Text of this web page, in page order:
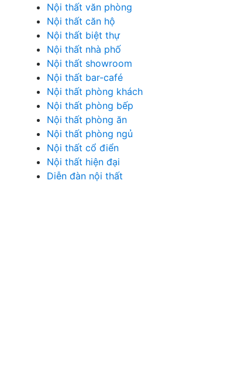
Nội thất văn phòng
Nội thất căn hộ
Nội thất biệt thự
Nội thất nhà phố
Nội thất showroom
Nội thất bar-café
Nội thất phòng khách
Nội thất phòng bếp
Nội thất phòng ăn
Nội thất phòng ngủ
Nội thất cổ điển
Nội thất hiện đại
Diễn đàn nội thất